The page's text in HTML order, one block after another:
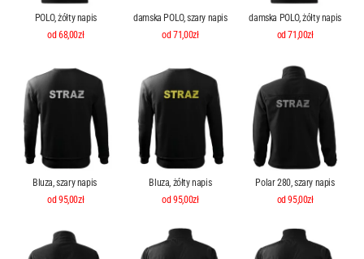
POLO, żółty napis
od 68,00zł
damska POLO, szary napis
od 71,00zł
damska POLO, żółty napis
od 71,00zł
Bluza, szary napis
od 95,00zł
Bluza, żółty napis
od 95,00zł
Polar 280, szary napis
od 95,00zł